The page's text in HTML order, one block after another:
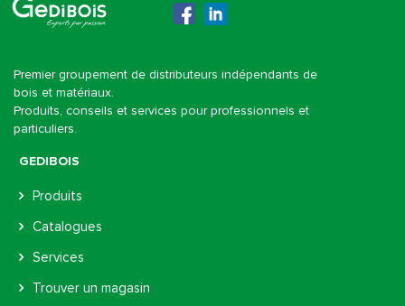
Premier groupement de distributeurs indépendants de
bois et matériaux.
Produits, conseils et services pour professionnels et
particuliers.
GEDIBOIS
Produits
Catalogues
Services
Trouver un magasin